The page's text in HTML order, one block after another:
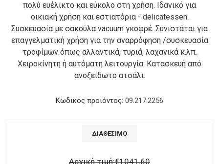
πολύ ευέλικτο και εύκολο στη χρήση. Ιδανικό για
οικιακή χρήση και εστιατόρια - delicatessen.
Συσκευασία με σακούλα vacuum γκοφρέ. Συνιστάται για
επαγγελματική χρήση για την αναρρόφηση /συσκευασία
τροφίμων όπως αλλαντικά, τυριά, λαχανικά κ.λπ.
Χειροκίνητη ή αυτόματη λειτουργία. Κατασκευή από
ανοξείδωτο ατσάλι.
Κωδικός προϊόντος: 09.217.2256
ΔΙΑΘΈΣΙΜΟ
Αρχική τιμή:€1041,60